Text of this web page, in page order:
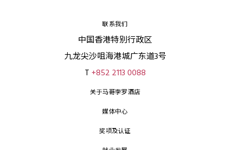
联系我们
中国香港特别行政区
九龙尖沙咀海港城广东道3号
T +852 2113 0088
关于马哥孛罗酒店
媒体中心
奖项及认证